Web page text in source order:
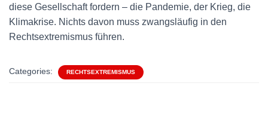
diese Gesellschaft fordern – die Pandemie, der Krieg, die
Klimakrise. Nichts davon muss zwangsläufig in den
Rechtsextremismus führen.
Categories: RECHTSEXTREMISMUS